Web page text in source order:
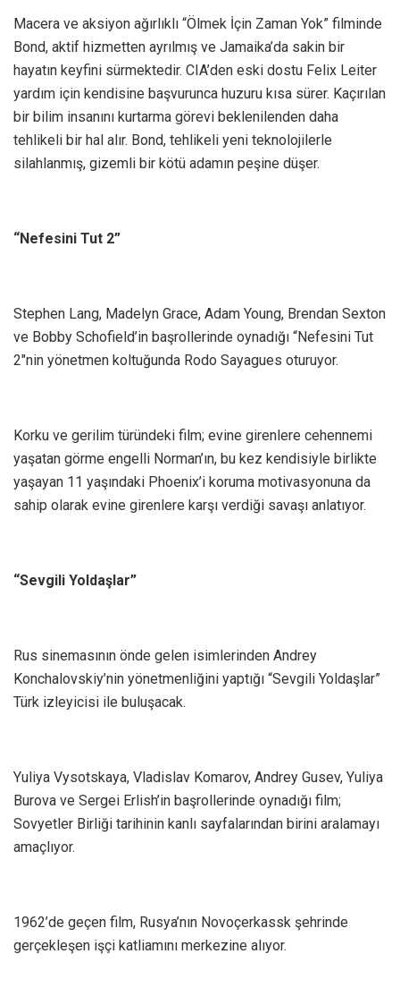
Macera ve aksiyon ağırlıklı “Ölmek İçin Zaman Yok” filminde
Bond, aktif hizmetten ayrılmış ve Jamaika’da sakin bir
hayatın keyfini sürmektedir. CIA’den eski dostu Felix Leiter
yardım için kendisine başvurunca huzuru kısa sürer. Kaçırılan
bir bilim insanını kurtarma görevi beklenilenden daha
tehlikeli bir hal alır. Bond, tehlikeli yeni teknolojilerle
silahlanmış, gizemli bir kötü adamın peşine düşer.
“Nefesini Tut 2”
Stephen Lang, Madelyn Grace, Adam Young, Brendan Sexton
ve Bobby Schofield’in başrollerinde oynadığı “Nefesini Tut
2″nin yönetmen koltuğunda Rodo Sayagues oturuyor.
Korku ve gerilim türündeki film; evine girenlere cehennemi
yaşatan görme engelli Norman’ın, bu kez kendisiyle birlikte
yaşayan 11 yaşındaki Phoenix’i koruma motivasyonuna da
sahip olarak evine girenlere karşı verdiği savaşı anlatıyor.
“Sevgili Yoldaşlar”
Rus sinemasının önde gelen isimlerinden Andrey
Konchalovskiy’nin yönetmenliğini yaptığı “Sevgili Yoldaşlar”
Türk izleyicisi ile buluşacak.
Yuliya Vysotskaya, Vladislav Komarov, Andrey Gusev, Yuliya
Burova ve Sergei Erlish’in başrollerinde oynadığı film;
Sovyetler Birliği tarihinin kanlı sayfalarından birini aralamayı
amaçlıyor.
1962’de geçen film, Rusya’nın Novoçerkassk şehrinde
gerçekleşen işçi katliamını merkezine alıyor.